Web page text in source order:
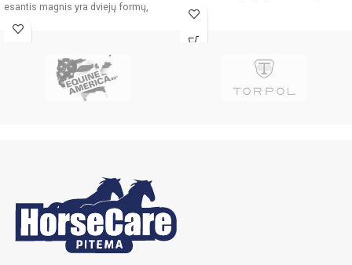
esantis magnis yra dviejų formų,
oksidas